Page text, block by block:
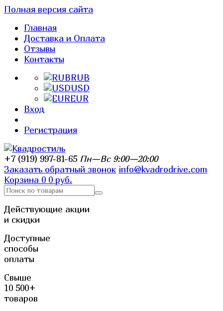
Полная версия сайта
Главная
Доставка и Оплата
Отзывы
Контакты
RUB
USD
EUR
Вход
Регистрация
+7 (919) 997-81-65 Пн—Вс 9:00—20:00
Заказать обратный звонок info@kvadrodrive.com
Корзина 0 0 руб.
Действующие акции
и скидки
Доступные
способы
оплаты
Свыше
10 500+
товаров